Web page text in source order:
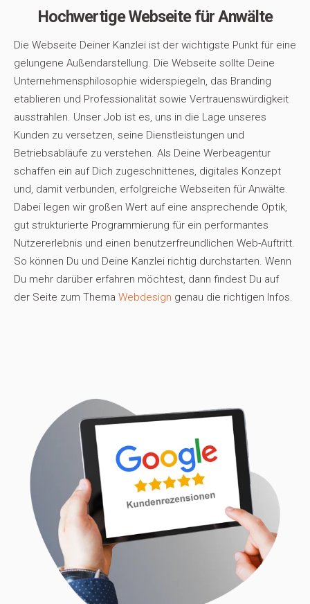
Hochwertige Webseite für Anwälte
Die Webseite Deiner Kanzlei ist der wichtigste Punkt für eine
gelungene Außendarstellung. Die Webseite sollte Deine
Unternehmensphilosophie widerspiegeln, das Branding
etablieren und Professionalität sowie Vertrauenswürdigkeit
ausstrahlen. Unser Job ist es, uns in die Lage unseres
Kunden zu versetzen, seine Dienstleistungen und
Betriebsabläufe zu verstehen. Als Deine Werbeagentur
schaffen ein auf Dich zugeschnittenes, digitales Konzept
und, damit verbunden, erfolgreiche Webseiten für Anwälte.
Dabei legen wir großen Wert auf eine ansprechende Optik,
gut strukturierte Programmierung für ein performantes
Nutzererlebnis und einen benutzerfreundlichen Web-Auftritt.
So können Du und Deine Kanzlei richtig durchstarten. Wenn
Du mehr darüber erfahren möchtest, dann findest Du auf
der Seite zum Thema Webdesign genau die richtigen Infos.